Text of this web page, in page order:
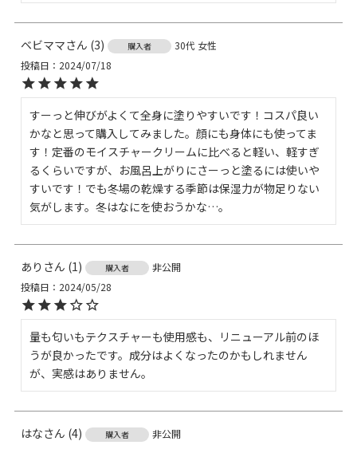
ベビママ 3 購入者 30代 女性
投稿日
2024/07/18
すーっと伸びがよくて全身に塗りやすいです！コスパ良い
かなと思って購入してみました。顔にも身体にも使ってま
す！定番のモイスチャークリームに比べると軽い、軽すぎ
るくらいですが、お風呂上がりにさーっと塗るには使いや
すいです！でも冬場の乾燥する季節は保湿力が物足りない
気がします。冬はなにを使おうかな…。
あり 1 購入者
非公開
投稿日
2024/05/28
量も匂いもテクスチャーも使用感も、リニューアル前のほ
うが良かったです。成分はよくなったのかもしれません
が、実感はありません。
はな 4 購入者
非公開